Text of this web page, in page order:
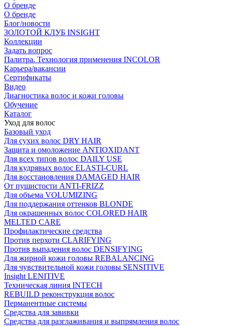
О бренде
О бренде
Блог/новости
ЗОЛОТОЙ КЛУБ INSIGHT
Коллекции
Задать вопрос
Палитра. Технология применения INCOLOR
Карьера/вакансии
Сертификаты
Видео
Диагностика волос и кожи головы
Обучение
Каталог
Уход для волос
Базовый уход
Для сухих волос DRY HAIR
Защита и омоложение ANTIOXIDANT
Для всех типов волос DAILY USE
Для кудрявых волос ELASTI-CURL
Для восстановления DAMAGED HAIR
От пушистости ANTI-FRIZZ
Для объема VOLUMIZING
Для поддержания оттенков BLONDE
Для окрашенных волос COLORED HAIR
MELTED CARE
Профилактические средства
Против перхоти CLARIFYING
Против выпадения волос DENSIFYING
Для жирной кожи головы REBALANCING
Для чувствительной кожи головы SENSITIVE
Insight LENITIVE
Техническая линия INTECH
REBUILD реконструкция волос
Перманентные системы
Средства для завивки
Средства для разглаживания и выпрямления волос